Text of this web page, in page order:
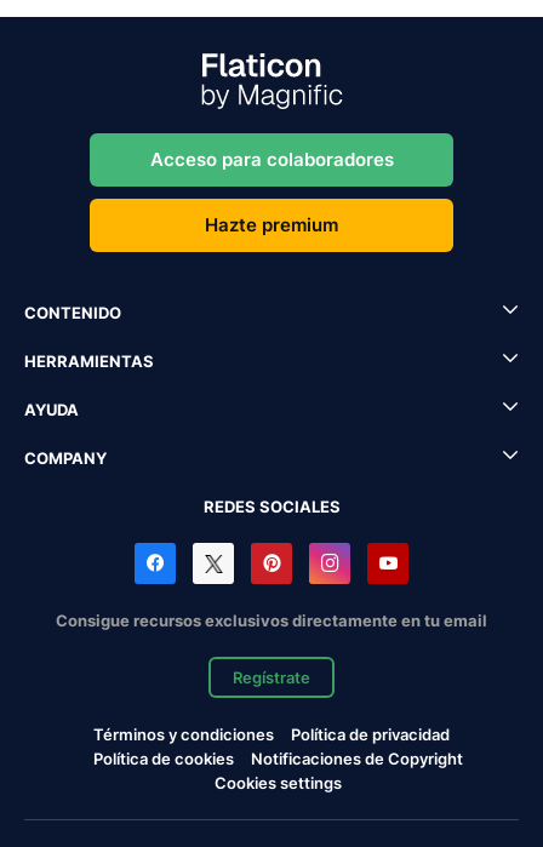
Acceso para colaboradores
Hazte premium
CONTENIDO
HERRAMIENTAS
AYUDA
COMPANY
REDES SOCIALES
Consigue recursos exclusivos directamente en tu email
Regístrate
Términos y condiciones
Política de privacidad
Política de cookies
Notificaciones de Copyright
Cookies settings